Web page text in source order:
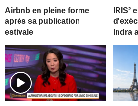
Airbnb en pleine forme
après sa publication
estivale
IRIS²
Indra